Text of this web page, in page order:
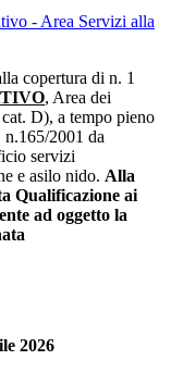
- Area Servizi alla
copertura di n. 1
, Area dei
D), a tempo pieno
n.165/2001 da
servizi
e asilo nido. Alla
Qualificazione ai
ad oggetto la
2026